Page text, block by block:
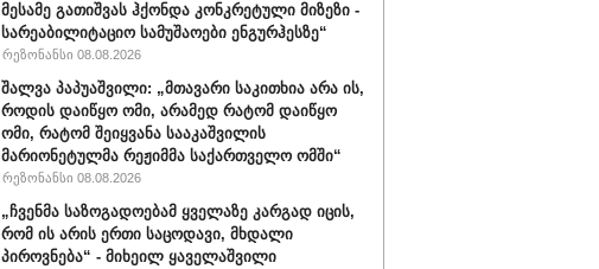
მესამე გათიშვას ჰქონდა კონკრეტული მიზეზი -
სარეაბილიტაციო სამუშაოები ენგურჰესზე“
რეზონანსი 08.08.2026
შალვა პაპუაშვილი: „მთავარი საკითხია არა ის,
როდის დაიწყო ომი, არამედ რატომ დაიწყო
ომი, რატომ შეიყვანა სააკაშვილის
მარიონეტულმა რეჟიმმა საქართველო ომში“
რეზონანსი 08.08.2026
„ჩვენმა საზოგადოებამ ყველაზე კარგად იცის,
რომ ის არის ერთი საცოდავი, მხდალი
პიროვნება“ - მიხეილ ყაველაშვილი